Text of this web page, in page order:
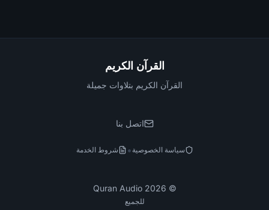
القرآن الكريم
القرآن الكريم بتلاوات جميلة
اتصل بنا
سياسة الخصوصية • شروط الخدمة
©
2026
Quran Audio
للجميع